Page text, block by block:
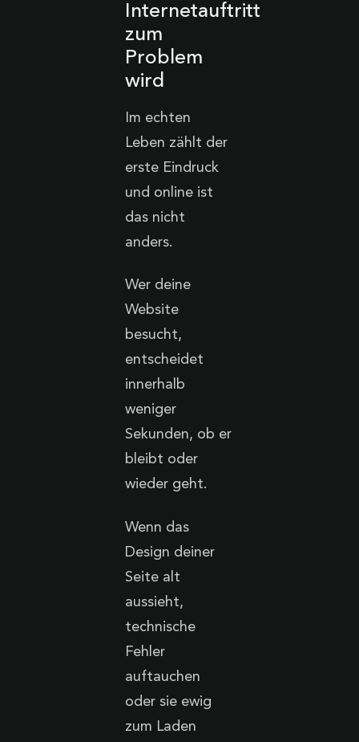
Internetauftritt
zum
Problem
wird
Im echten
Leben zählt der
erste Eindruck
und online ist
das nicht
anders.
Wer deine
Website
besucht,
entscheidet
innerhalb
weniger
Sekunden, ob er
bleibt oder
wieder geht.
Wenn das
Design deiner
Seite alt
aussieht,
technische
Fehler
auftauchen
oder sie ewig
zum Laden